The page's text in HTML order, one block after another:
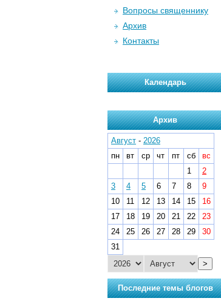
Вопросы священнику
Архив
Контакты
Календарь
Архив
Август - 2026
пн
вт ср чт пт сб
вс
1
2
3
4 5 6 7 8
9
10
11 12 13 14 15
16
17
18 19 20 21 22
23
24
25 26 27 28 29
30
31
>
Последние темы блогов